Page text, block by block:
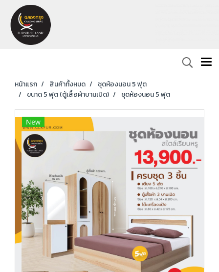
หน้าแรก สินค้าทั้งหมด
ชุดห้องนอน 5 ฟุต
ขนาด 5 ฟุต (ตู้เสื้อผ้าบานเปิด)
ชุดห้องนอน 5 ฟุต
New